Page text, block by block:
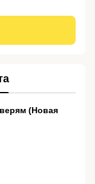
(Новая